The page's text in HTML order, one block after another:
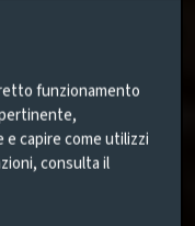
funzionamento
e capire come utilizzi
consulta il